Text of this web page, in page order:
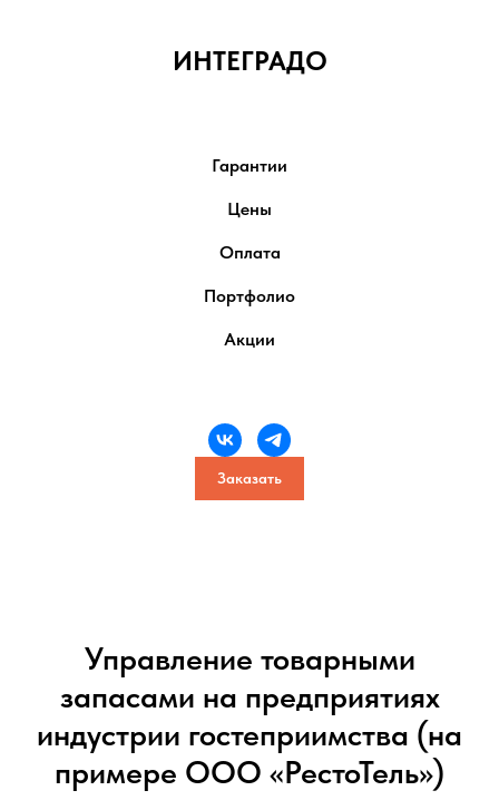
ИНТЕГРАДО
Гарантии
Цены
Оплата
Портфолио
Акции
Заказать
Управление товарными
запасами на предприятиях
индустрии гостеприимства (на
примере ООО «РестоТель»)